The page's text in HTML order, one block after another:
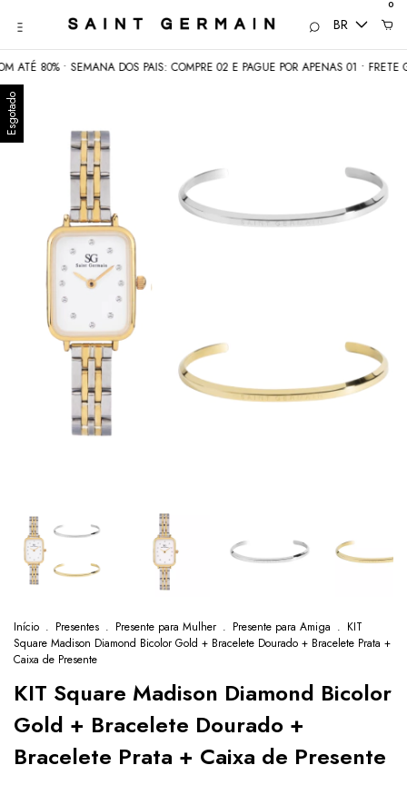
BR
0
80% • SEMANA DOS PAIS: COMPRE 02 E PAGUE POR APENAS 01 • FRETE
Esgotado
Início . Presentes . Presente para Mulher . Presente para Amiga . KIT
Square Madison Diamond Bicolor Gold + Bracelete Dourado + Bracelete Prata +
Caixa de Presente
KIT Square Madison Diamond Bicolor
Gold + Bracelete Dourado +
Bracelete Prata + Caixa de Presente